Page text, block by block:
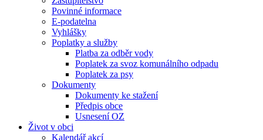
Povinné informace
E-podatelna
Vyhlášky
Poplatky a služby
Platba za odběr vody
Poplatek za svoz komunálního odpadu
Poplatek za psy
Dokumenty
Dokumenty ke stažení
Předpis obce
Usnesení OZ
Život v obci
Kalendář akcí